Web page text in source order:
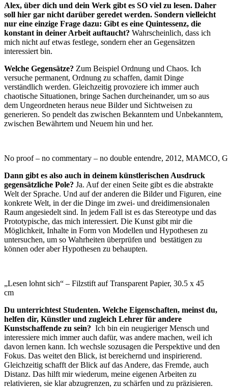
Alex, über dich und dein Werk gibt es SO viel zu lesen. Daher
soll hier gar nicht darüber geredet werden. Sondern vielleicht
nur eine einzige Frage dazu: Gibt es eine Quintessenz, die
konstant in deiner Arbeit auftaucht? Wahrscheinlich, dass ich
mich nicht auf etwas festlege, sondern eher an Gegensätzen
interessiert bin.
Welche Gegensätze? Zum Beispiel Ordnung und Chaos. Ich
versuche permanent, Ordnung zu schaffen, damit Dinge
verständlich werden. Gleichzeitig provoziere ich immer auch
chaotische Situationen, bringe Sachen durcheinander, um so aus
dem Ungeordneten heraus neue Bilder und Sichtweisen zu
generieren. So pendelt das zwischen Bekanntem und Unbekanntem,
zwischen Bewährtem und Neuem hin und her.
No proof – no commentary – no double entendre, 2012, MAMCO,
Dann gibt es also auch in deinem künstlerischen Ausdruck
gegensätzliche Pole? Ja. Auf der einen Seite gibt es die abstrakte
Welt der Sprache. Und auf der anderen die Bilder und Figuren, eine
konkrete Welt, in der die Dinge im zwei- und dreidimensionalen
Raum angesiedelt sind. In jedem Fall ist es das Stereotype und das
Prototypische, das mich interessiert. Die Kunst gibt mir die
Möglichkeit, Inhalte in Form von Modellen und Hypothesen zu
untersuchen, um so Wahrheiten überprüfen und bestätigen zu
können oder aber Hypothesen zu behaupten.
„Lesen lohnt sich“ – Filzstift auf Transparent Papier, 30.5 x 45
cm
Du unterrichtest Studenten. Welche Eigenschaften, meinst du,
helfen dir, Künstler und zugleich Lehrer für andere
Kunstschaffende zu sein? Ich bin ein neugieriger Mensch und
interessiere mich immer auch dafür, was andere machen, weil ich
davon lernen kann. Ich wechsle sozusagen die Perspektive und den
Fokus. Das weitet den Blick, ist bereichernd und inspirierend.
Gleichzeitig schafft der Blick auf das Andere, das Fremde, auch
Distanz. Das hilft mir wiederum, meine eigenen Arbeiten zu
relativieren, sie klar abzugrenzen, zu schärfen und zu präzisieren.